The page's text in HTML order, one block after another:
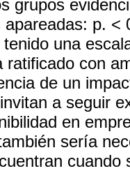
grupos
apareadas: p. <
una
ratificado con
de un
a seguir
en
sería